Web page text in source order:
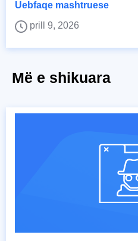
Uebfaqe mashtruese
prill 9, 2026
Më e shikuara